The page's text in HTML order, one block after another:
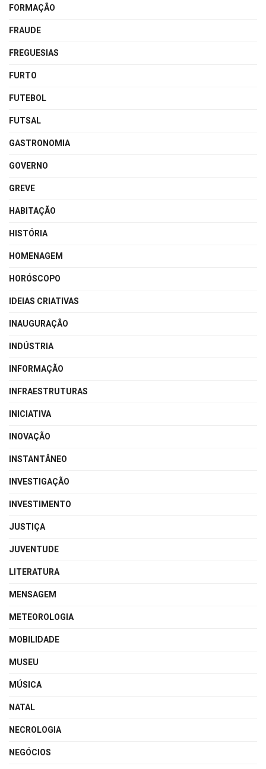
FORMAÇÃO
FRAUDE
FREGUESIAS
FURTO
FUTEBOL
FUTSAL
GASTRONOMIA
GOVERNO
GREVE
HABITAÇÃO
HISTÓRIA
HOMENAGEM
HORÓSCOPO
IDEIAS CRIATIVAS
INAUGURAÇÃO
INDÚSTRIA
INFORMAÇÃO
INFRAESTRUTURAS
INICIATIVA
INOVAÇÃO
INSTANTÂNEO
INVESTIGAÇÃO
INVESTIMENTO
JUSTIÇA
JUVENTUDE
LITERATURA
MENSAGEM
METEOROLOGIA
MOBILIDADE
MUSEU
MÚSICA
NATAL
NECROLOGIA
NEGÓCIOS